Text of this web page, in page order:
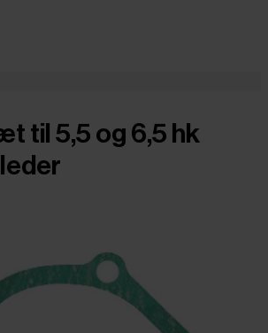
til 5,5 og 6,5 hk